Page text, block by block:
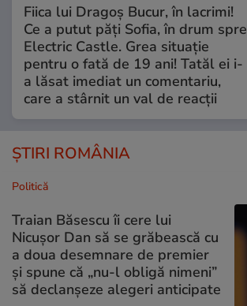
Fiica lui Dragoș Bucur, în lacrimi!
Ce a putut păți Sofia, în drum spre
Electric Castle. Grea situație
pentru o fată de 19 ani! Tatăl ei i-
a lăsat imediat un comentariu,
care a stârnit un val de reacții
ȘTIRI ROMÂNIA
Politică
Traian Băsescu îi cere lui
Nicușor Dan să se grăbească cu
a doua desemnare de premier
și spune că „nu-l obligă nimeni”
să declanșeze alegeri anticipate